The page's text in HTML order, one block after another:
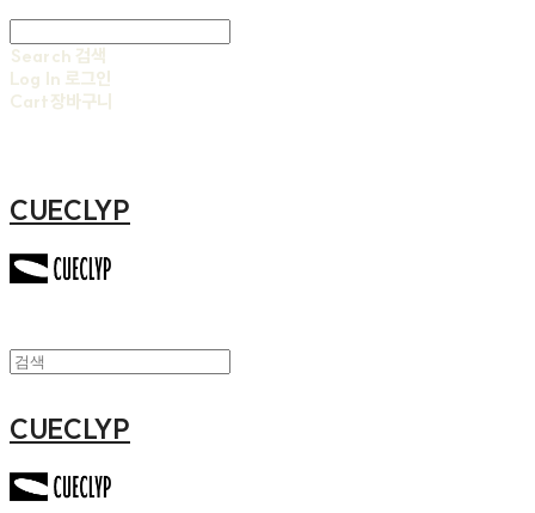
Search 검색
Log In 로그인
Cart장바구니
CUECLYP
CUECLYP